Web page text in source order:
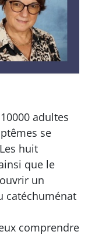
adultes
se
huit
que le
un
catéchuménat
comprendre